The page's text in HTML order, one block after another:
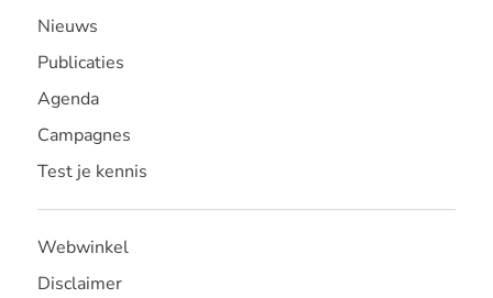
Nieuws
Publicaties
Agenda
Campagnes
Test je kennis
Webwinkel
Disclaimer